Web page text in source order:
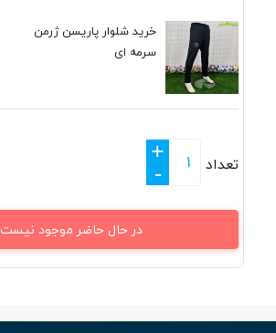
خرید شلوار پاریسن ژرمن
سرمه ای
تعداد
+
-
در حال حاضر موجود نیست